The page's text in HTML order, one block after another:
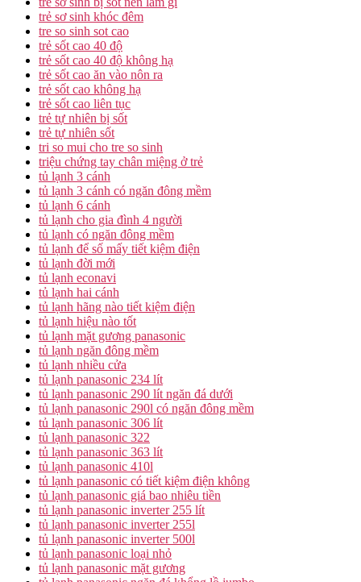
trẻ sơ sinh khóc đêm
tre so sinh sot cao
trẻ sốt cao 40 độ
trẻ sốt cao 40 độ không hạ
trẻ sốt cao ăn vào nôn ra
trẻ sốt cao không hạ
trẻ sốt cao liên tục
trẻ tự nhiên bị sốt
trẻ tự nhiên sốt
tri so mui cho tre so sinh
triệu chứng tay chân miệng ở trẻ
tủ lạnh 3 cánh
tủ lạnh 3 cánh có ngăn đông mềm
tủ lạnh 6 cánh
tủ lạnh cho gia đình 4 người
tủ lạnh có ngăn đông mềm
tủ lạnh để số mấy tiết kiệm điện
tủ lạnh đời mới
tủ lạnh econavi
tủ lạnh hai cánh
tủ lạnh hãng nào tiết kiệm điện
tủ lạnh hiệu nào tốt
tủ lạnh mặt gương panasonic
tủ lạnh ngăn đông mềm
tủ lạnh nhiều cửa
tủ lạnh panasonic 234 lít
tủ lạnh panasonic 290 lít ngăn đá dưới
tủ lạnh panasonic 290l có ngăn đông mềm
tủ lạnh panasonic 306 lít
tủ lạnh panasonic 322
tủ lạnh panasonic 363 lít
tủ lạnh panasonic 410l
tủ lạnh panasonic có tiết kiệm điện không
tủ lạnh panasonic giá bao nhiêu tiền
tủ lạnh panasonic inverter 255 lít
tủ lạnh panasonic inverter 255l
tủ lạnh panasonic inverter 500l
tủ lạnh panasonic loại nhỏ
tủ lạnh panasonic mặt gương